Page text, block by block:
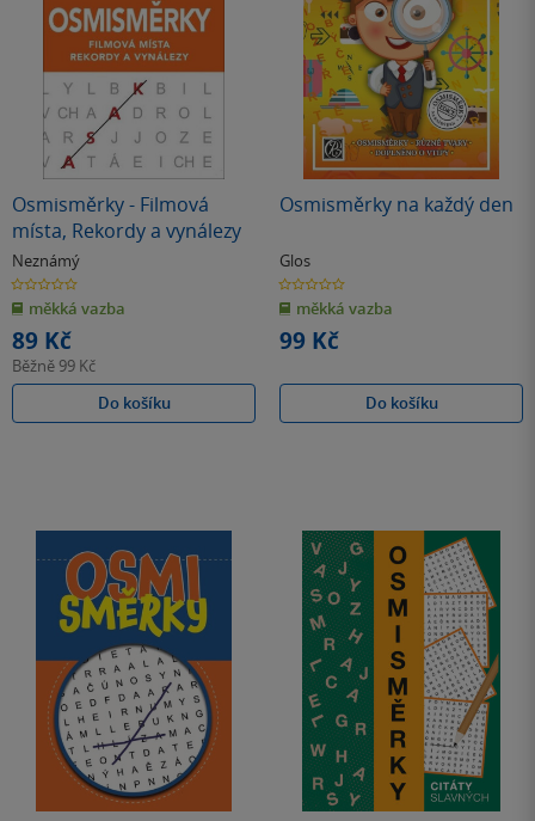
Osmisměrky - Filmová
místa, Rekordy a vynálezy
Neznámý
0.0
z
5
hvězdiček
měkká vazba
89 Kč
Běžně 99 Kč
Do košíku
Osmisměrky na každý den
Glos
0.0
z
5
hvězdiček
měkká vazba
99 Kč
Do košíku